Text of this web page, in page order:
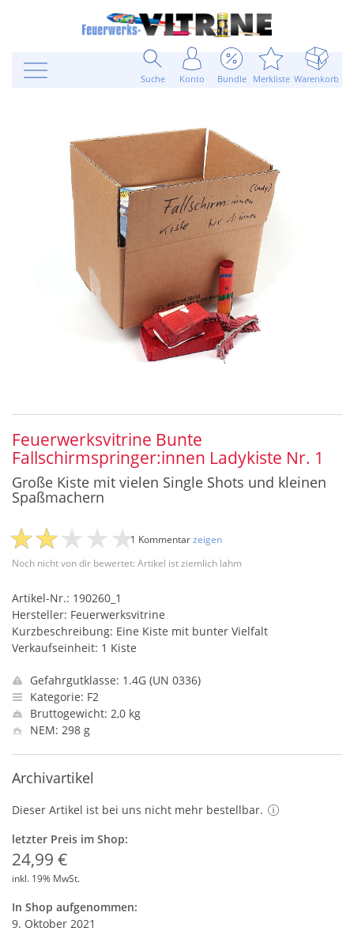
Suche Konto Bundle Merkliste Warenkorb
Feuerwerksvitrine Bunte
Fallschirmspringer:innen Ladykiste Nr. 1
Große Kiste mit vielen Single Shots und kleinen
Spaßmachern
Noch nicht von dir bewertet: Artikel ist ziemlich lahm
1 Kommentarzeigen
Artikel-Nr.: 190260_1
Hersteller: Feuerwerksvitrine
Kurzbeschreibung: Eine Kiste mit bunter Vielfalt
Verkaufseinheit: 1 Kiste
Gefahrgutklasse: 1.4G (UN 0336)
Kategorie: F2
Bruttogewicht: 2,0 kg
NEM: 298 g
Archivartikel
Dieser Artikel ist bei uns nicht mehr bestellbar.
letzter Preis im Shop:
24,99 €
inkl. 19% MwSt.
In Shop aufgenommen:
9. Oktober 2021